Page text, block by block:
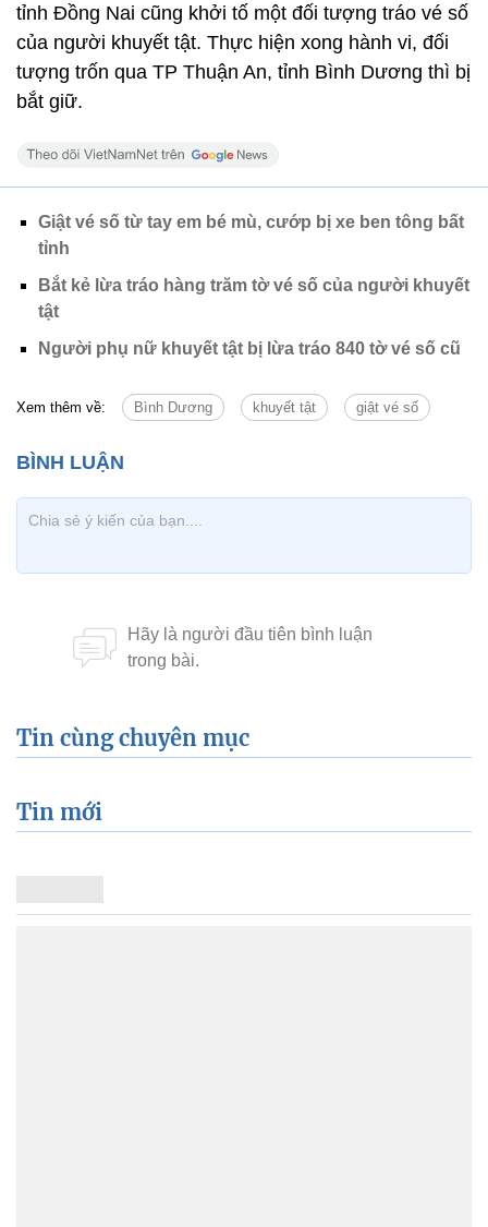
tỉnh Đồng Nai cũng khởi tố một đối tượng tráo vé số
của người khuyết tật. Thực hiện xong hành vi, đối
tượng trốn qua TP Thuận An, tỉnh Bình Dương thì bị
bắt giữ.
Giật vé số từ tay em bé mù, cướp bị xe ben tông bất
tỉnh
Bắt kẻ lừa tráo hàng trăm tờ vé số của người khuyết
tật
Người phụ nữ khuyết tật bị lừa tráo 840 tờ vé số cũ
Xem thêm về: Bình Dương khuyết tật giật vé số
Tin cùng chuyên mục
Tin mới